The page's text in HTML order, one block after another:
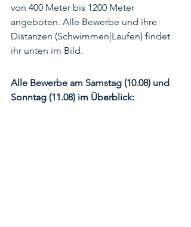
von 400 Meter bis 1200 Meter
angeboten. Alle Bewerbe und ihre
Distanzen (Schwimmen|Laufen) findet
ihr unten im Bild.
Alle Bewerbe am Samstag (10.08) und
Sonntag (11.08) im Überblick: